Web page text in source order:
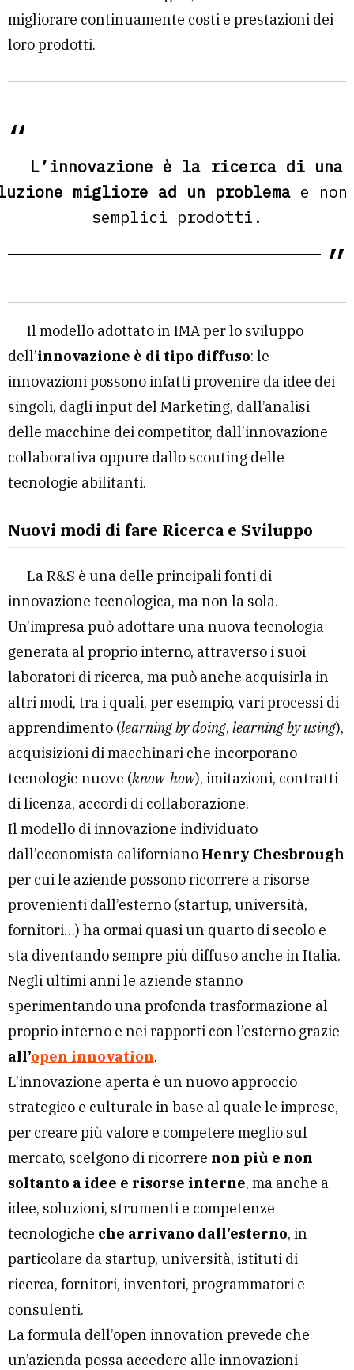
migliorare continuamente costi e prestazioni dei
loro prodotti.
L’innovazione è la ricerca di una
migliore ad un problema e
semplici prodotti.
Il modello adottato in IMA per lo sviluppo
dell’innovazione è di tipo diffuso: le
innovazioni possono infatti provenire da idee dei
singoli, dagli input del Marketing, dall’analisi
delle macchine dei competitor, dall’innovazione
collaborativa oppure dallo scouting delle
tecnologie abilitanti.
Nuovi modi di fare Ricerca e Sviluppo
La R&S è una delle principali fonti di
innovazione tecnologica, ma non la sola.
Un’impresa può adottare una nuova tecnologia
generata al proprio interno, attraverso i suoi
laboratori di ricerca, ma può anche acquisirla in
altri modi, tra i quali, per esempio, vari processi di
apprendimento (learning by doing, learning by using),
acquisizioni di macchinari che incorporano
tecnologie nuove (know-how), imitazioni, contratti
di licenza, accordi di collaborazione.
Il modello di innovazione individuato
dall’economista californiano Henry Chesbrough
per cui le aziende possono ricorrere a risorse
provenienti dall’esterno (startup, università,
fornitori…) ha ormai quasi un quarto di secolo e
sta diventando sempre più diffuso anche in Italia.
Negli ultimi anni le aziende stanno
sperimentando una profonda trasformazione al
proprio interno e nei rapporti con l’esterno grazie
all’open innovation.
L’innovazione aperta è un nuovo approccio
strategico e culturale in base al quale le imprese,
per creare più valore e competere meglio sul
mercato, scelgono di ricorrere non più e non
soltanto a idee e risorse interne, ma anche a
idee, soluzioni, strumenti e competenze
tecnologiche che arrivano dall’esterno, in
particolare da startup, università, istituti di
ricerca, fornitori, inventori, programmatori e
consulenti.
La formula dell’open innovation prevede che
un’azienda possa accedere alle innovazioni